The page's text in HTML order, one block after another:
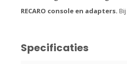
RECARO console en adapters.
Specificaties